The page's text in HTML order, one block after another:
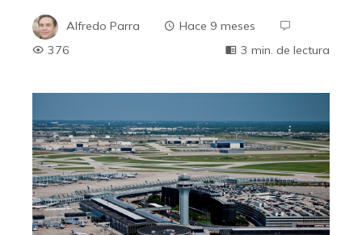
Alfredo Parra
Hace 9 meses
376
3 min. de lectura